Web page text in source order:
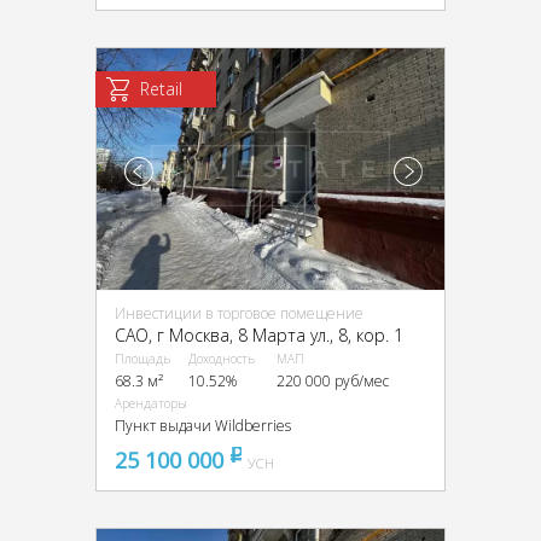
Retail
Инвестиции в торговое помещение
CАО, г Москва, 8 Марта ул., 8, кор. 1
Площадь
68.3 м²
Доходность
10.52%
МАП
220 000 руб/мес
Арендаторы
Пункт выдачи Wildberries
25 100 000 pуб
УСН